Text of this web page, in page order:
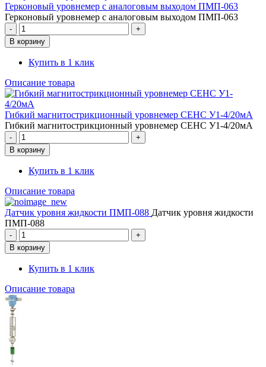
Герконовый уровнемер с аналоговым выходом ПМП-063
Герконовый уровнемер с аналоговым выходом ПМП-063
Купить в 1 клик
Описание товара
Гибкий магнитострикционный уровнемер СЕНС У1-4/20мА
Гибкий магнитострикционный уровнемер СЕНС У1-4/20мА
Купить в 1 клик
Описание товара
Датчик уровня жидкости ПМП-088 Датчик уровня жидкости
ПМП-088
Купить в 1 клик
Описание товара